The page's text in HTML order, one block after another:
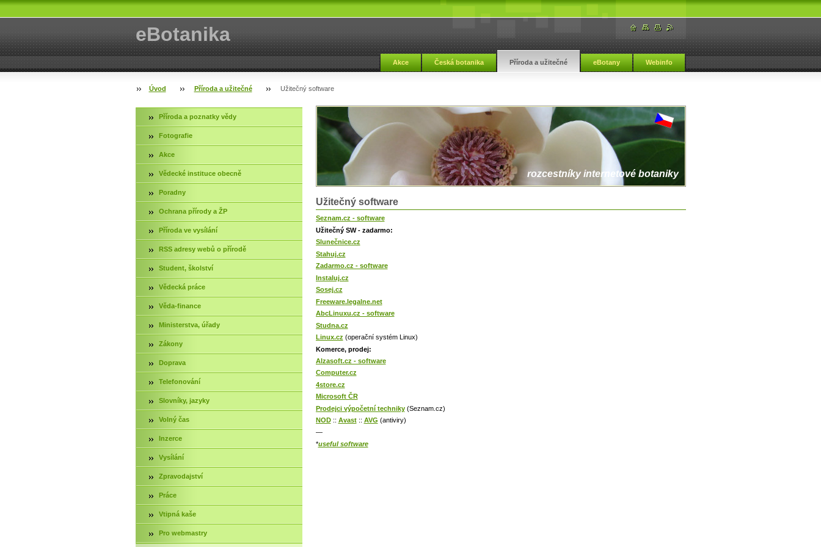
eBotanika
Akce Česká botanika Příroda a užitečné eBotany Webinfo
Úvod Příroda a užitečné Užitečný software
rozcestníky internetové botaniky
Užitečný software
Seznam.cz - software
Užitečný SW - zadarmo:
Slunečnice.cz
Stahuj.cz
Zadarmo.cz - software
Instaluj.cz
Sosej.cz
Freeware.legalne.net
AbcLinuxu.cz - software
Studna.cz
Linux.cz (operační systém Linux)
Komerce, prodej:
Alzasoft.cz - software
Computer.cz
4store.cz
Microsoft ČR
Prodejci výpočetní techniky(Seznam.cz)
NOD:: Avast:: AVG (antiviry)
—
*useful software
Příroda a poznatky vědy
Fotografie
Akce
Vědecké instituce obecně
Poradny
Ochrana přírody a ŽP
Příroda ve vysílání
RSS adresy webů o přírodě
Student, školství
Vědecká práce
Věda-finance
Ministerstva, úřady
Zákony
Doprava
Telefonování
Slovníky, jazyky
Volný čas
Inzerce
Vysílání
Zpravodajství
Práce
Vtipná kaše
Pro webmastry